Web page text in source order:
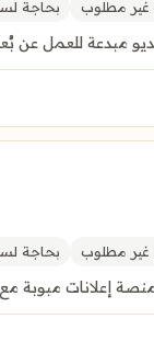
غير مطلوب بحاجة
مبدعة للعمل عن
غير مطلوب بحاجة
مبوبة مع خبرة